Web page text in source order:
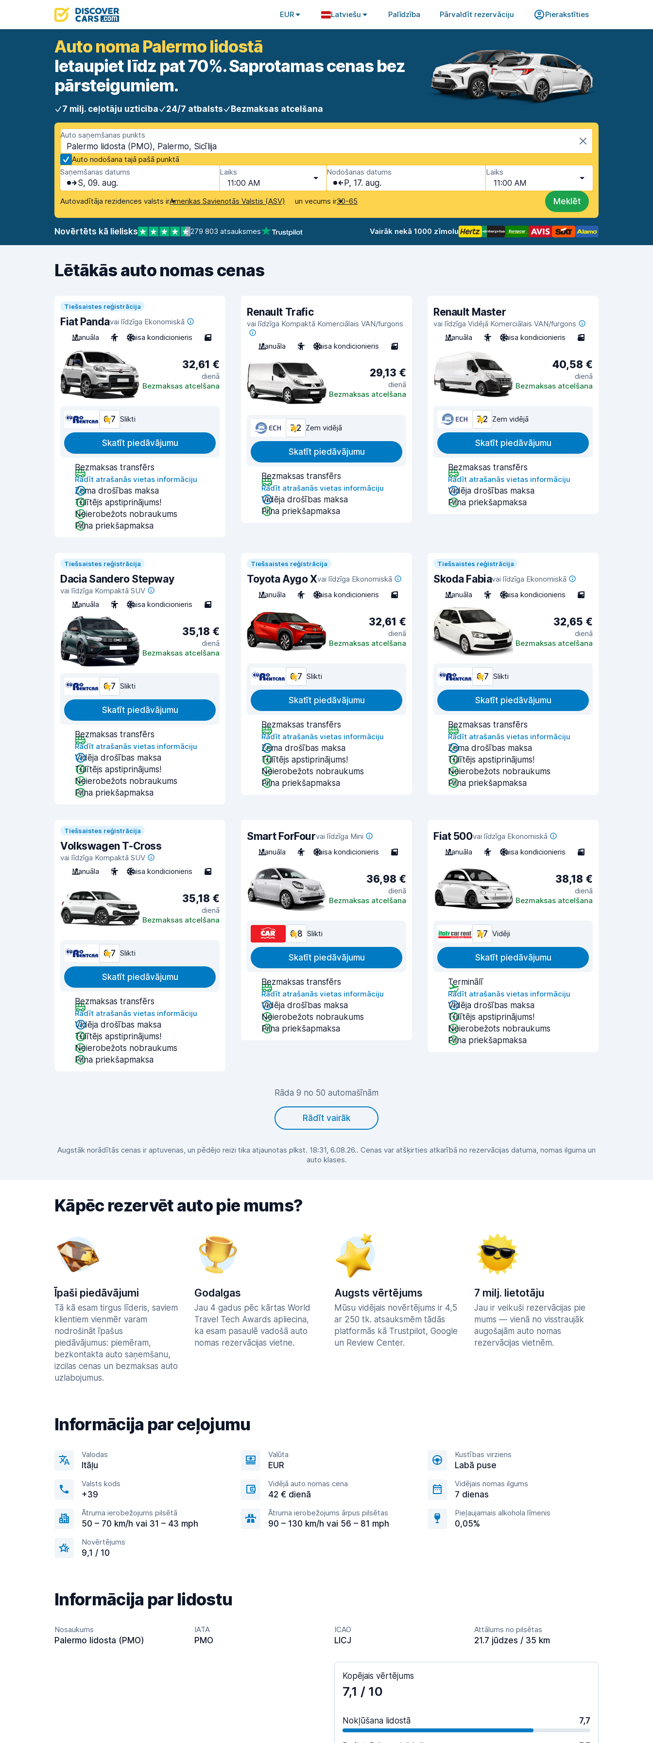
EUR Latviešu Palīdzība Pārvaldīt rezervāciju Pierakstīties
Auto noma Palermo lidostā
Ietaupiet līdz pat 70%. Saprotamas cenas bez
pārsteigumiem.
7 milj. ceļotāju uzticība 24/7 atbalsts Bezmaksas atcelšana
Auto saņemšanas punkts
Palermo lidosta (PMO), Palermo, Sicīlija
Auto nodošana tajā pašā punktā
Saņemšanas datums
S, 09. aug.
Laiks
11:00 AM
Nodošanas datums
P, 17. aug.
Laiks
11:00 AM
Autovadītāja rezidences valsts irAmerikas Savienotās Valstis (ASV) un vecums ir30-65 Meklēt
Novērtēts kā lielisks 279 803 atsauksmes Vairāk nekā 1000 zīmolu
Lētākās auto nomas cenas
Tiešsaistes reģistrācija
Fiat Pandavai līdzīga Ekonomiskā
Manuāla
4 Gaisa kondicionieris 5
32,61 €
dienā
Bezmaksas atcelšana
6,7 Slikti
Skatīt piedāvājumu
Bezmaksas transfērs
Rādīt atrašanās vietas informāciju
Zema drošības maksa
Tūlītējs apstiprinājums!
Neierobežots nobraukums
Pilna priekšapmaksa
Renault Trafic
vai līdzīga Kompaktā Komerciālais VAN/furgons
Manuāla 3 Gaisa kondicionieris 3
29,13 €
dienā
Bezmaksas atcelšana
7,2 Zem vidējā
Skatīt piedāvājumu
Bezmaksas transfērs
Rādīt atrašanās vietas informāciju
Vidēja drošības maksa
Pilna priekšapmaksa
Renault Master
vai līdzīga Vidējā Komerciālais VAN/furgons
Manuāla
3 Gaisa kondicionieris 3
40,58 €
dienā
Bezmaksas atcelšana
7,2 Zem vidējā
Skatīt piedāvājumu
Bezmaksas transfērs
Rādīt atrašanās vietas informāciju
Vidēja drošības maksa
Pilna priekšapmaksa
Tiešsaistes reģistrācija
Dacia Sandero Stepway
vai līdzīga Kompaktā SUV
Manuāla
5 Gaisa kondicionieris 5
35,18 €
dienā
Bezmaksas atcelšana
6,7 Slikti
Skatīt piedāvājumu
Bezmaksas transfērs
Rādīt atrašanās vietas informāciju
Vidēja drošības maksa
Tūlītējs apstiprinājums!
Neierobežots nobraukums
Pilna priekšapmaksa
Tiešsaistes reģistrācija
Toyota Aygo Xvai līdzīga Ekonomiskā
Manuāla
4 Gaisa kondicionieris 5
32,61 €
dienā
Bezmaksas atcelšana
6,7 Slikti
Skatīt piedāvājumu
Bezmaksas transfērs
Rādīt atrašanās vietas informāciju
Zema drošības maksa
Tūlītējs apstiprinājums!
Neierobežots nobraukums
Pilna priekšapmaksa
Tiešsaistes reģistrācija
Skoda Fabiavai līdzīga Ekonomiskā
Manuāla
5 Gaisa kondicionieris 5
32,65 €
dienā
Bezmaksas atcelšana
6,7 Slikti
Skatīt piedāvājumu
Bezmaksas transfērs
Rādīt atrašanās vietas informāciju
Zema drošības maksa
Tūlītējs apstiprinājums!
Neierobežots nobraukums
Pilna priekšapmaksa
Tiešsaistes reģistrācija
Volkswagen T-Cross
vai līdzīga Kompaktā SUV
Manuāla
5 Gaisa kondicionieris 5
35,18 €
dienā
Bezmaksas atcelšana
6,7 Slikti
Skatīt piedāvājumu
Bezmaksas transfērs
Rādīt atrašanās vietas informāciju
Vidēja drošības maksa
Tūlītējs apstiprinājums!
Neierobežots nobraukums
Pilna priekšapmaksa
Smart ForFourvai līdzīga Mini
Manuāla
4 Gaisa kondicionieris 5
36,98 €
dienā
Bezmaksas atcelšana
6,8 Slikti
Skatīt piedāvājumu
Bezmaksas transfērs
Rādīt atrašanās vietas informāciju
Vidēja drošības maksa
Neierobežots nobraukums
Pilna priekšapmaksa
Fiat 500vai līdzīga Ekonomiskā
Manuāla
4 Gaisa kondicionieris 3
38,18 €
dienā
Bezmaksas atcelšana
7,7 Vidēji
Skatīt piedāvājumu
Terminālī
Rādīt atrašanās vietas informāciju
Vidēja drošības maksa
Tūlītējs apstiprinājums!
Neierobežots nobraukums
Pilna priekšapmaksa
Rāda 9 no 50 automašīnām
Rādīt vairāk
Augstāk norādītās cenas ir aptuvenas, un pēdējo reizi tika atjaunotas plkst. 18:31, 6.08.26.. Cenas var atšķirties atkarībā no rezervācijas datuma, nomas ilguma un
auto klases.
Kāpēc rezervēt auto pie mums?
Īpaši piedāvājumi
Tā kā esam tirgus līderis, saviem
klientiem vienmēr varam
nodrošināt īpašus
piedāvājumus: piemēram,
bezkontakta auto saņemšanu,
izcilas cenas un bezmaksas auto
uzlabojumus.
Godalgas
Jau 4 gadus pēc kārtas World
Travel Tech Awards apliecina,
ka esam pasaulē vadošā auto
nomas rezervācijas vietne.
Augsts vērtējums
Mūsu vidējais novērtējums ir 4,5
ar 250 tk. atsauksmēm tādās
platformās kā Trustpilot, Google
un Review Center.
7 milj. lietotāju
Jau ir veikuši rezervācijas pie
mums — vienā no visstraujāk
augošajām auto nomas
rezervācijas vietnēm.
Informācija par ceļojumu
Valodas
Itāļu
Valūta
EUR
Kustības virziens
Labā puse
Valsts kods
+39
Vidējā auto nomas cena
42 € dienā
Vidējais nomas ilgums
7 dienas
Ātruma ierobežojums pilsētā
50 – 70 km/h vai 31 – 43 mph
Ātruma ierobežojums ārpus pilsētas
90 – 130 km/h vai 56 – 81 mph
Pieļaujamais alkohola līmenis
0,05%
Novērtējums
9,1 / 10
Informācija par lidostu
Nosaukums
Palermo lidosta (PMO)
IATA
PMO
ICAO
LICJ
Attālums no pilsētas
21.7 jūdzes / 35 km
Kopējais vērtējums
7,1 / 10
Nokļūšana lidostā 7,7